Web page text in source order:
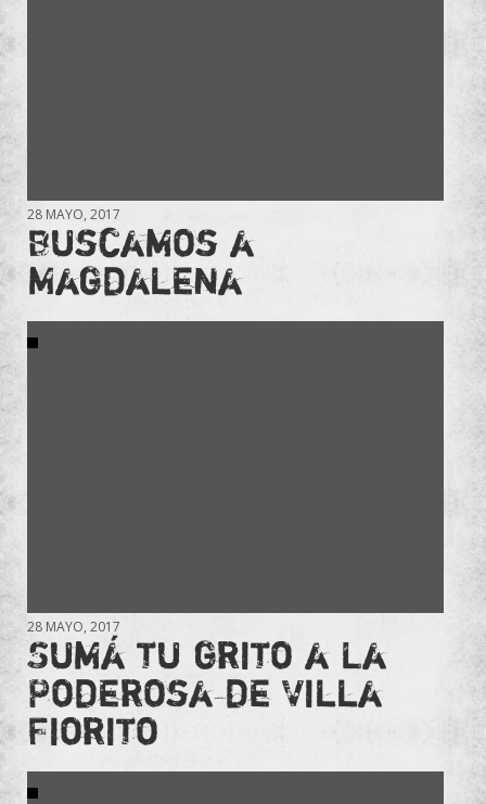
28 MAYO, 2017
Buscamos a
Magdalena
28 MAYO, 2017
Sumá tu grito a La
Poderosa de Villa
Fiorito